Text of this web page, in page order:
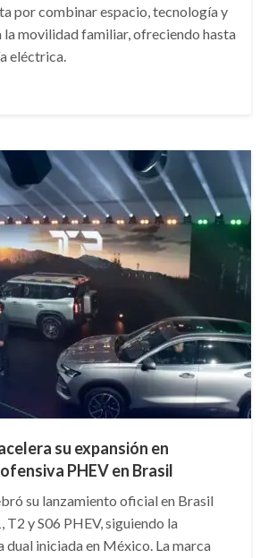
por combinar espacio, tecnología y
movilidad familiar, ofreciendo hasta
eléctrica.
su expansión en
PHEV en Brasil
su lanzamiento oficial en Brasil
T2 y S06 PHEV, siguiendo la
dual iniciada en México. La marca